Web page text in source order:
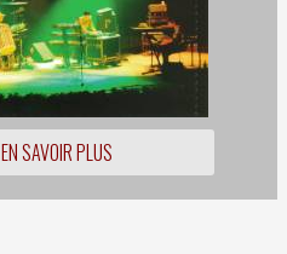
EN SAVOIR PLUS